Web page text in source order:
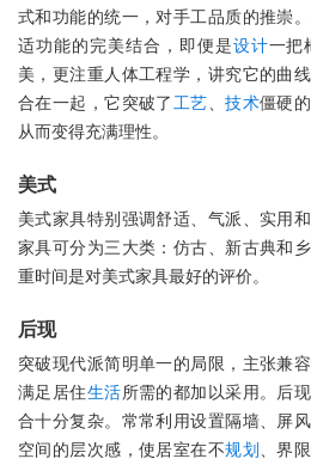
式和功能的统一，对手工品质的推崇
适功能的完美结合，即便是设计一把
美，更注重人体工程学，讲究它的曲
合在一起，它突破了工艺、技术僵硬
从而变得充满理性。
美式
美式家具特别强调舒适、气派、实用
家具可分为三大类：仿古、新古典和
重时间是对美式家具最好的评价。
后现
突破现代派简明单一的局限，主张兼
满足居住生活所需的都加以采用。后
合十分复杂。常常利用设置隔墙、屏
空间的层次感，使居室在不规划 、界